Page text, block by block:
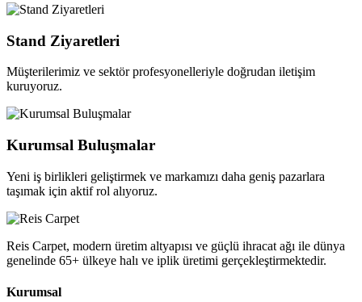
Stand Ziyaretleri
Müşterilerimiz ve sektör profesyonelleriyle doğrudan iletişim
kuruyoruz.
Kurumsal Buluşmalar
Yeni iş birlikleri geliştirmek ve markamızı daha geniş pazarlara
taşımak için aktif rol alıyoruz.
Reis Carpet, modern üretim altyapısı ve güçlü ihracat ağı ile dünya
genelinde 65+ ülkeye halı ve iplik üretimi gerçekleştirmektedir.
Kurumsal